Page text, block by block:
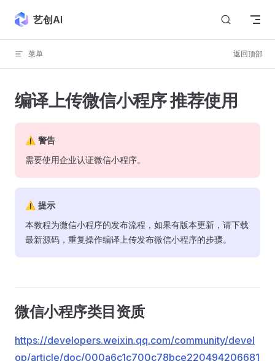
Skip to content
艺创AI
菜单 返回顶部
编译上传微信小程序 推荐使用
⚠️ 警告
需要使用企业认证微信小程序。
⚠ 提示
本教程为微信小程序的发布流程，如果有版本更新，请下载
最新源码，重复操作编译上传发布微信小程序的步骤。
微信小程序类目资质
https://developers.weixin.qq.com/community/devel
op/article/doc/000a6c1c700c78bce220494206681